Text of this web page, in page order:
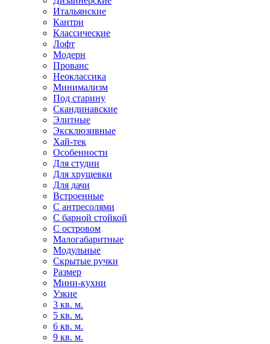
Итальянские
Кантри
Классические
Лофт
Модерн
Прованс
Неоклассика
Минимализм
Под старину
Скандинавские
Элитные
Эксклюзивные
Хай-тек
Особенности
Для студии
Для хрущевки
Для дачи
Встроенные
С антресолями
С барной стойкой
С островом
Малогабаритные
Модульные
Скрытые ручки
Размер
Мини-кухни
Узкие
3 кв. м.
5 кв. м.
6 кв. м.
9 кв. м.